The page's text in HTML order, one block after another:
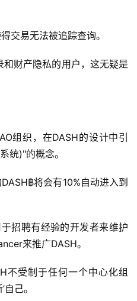
交易无法被追踪查询。
财产隐私的用户，这无疑是
组织，在DASH的设计中引
统)"的概念。
฿将会有10%自动进入到
招聘有经验的开发者来维护
来推广DASH。
不受制于任何一个中心化组
己。